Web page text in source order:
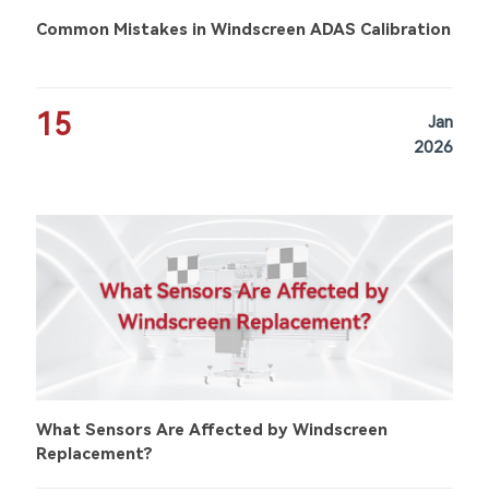
Common Mistakes in Windscreen ADAS Calibration
15
Jan
2026
What Sensors Are Affected by Windscreen
Replacement?